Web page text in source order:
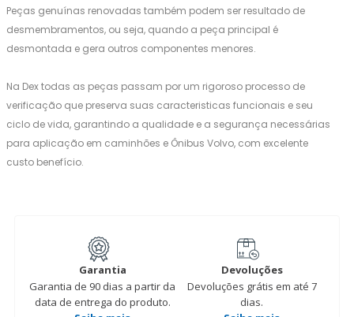
Peças genuínas renovadas também podem ser resultado de
desmembramentos, ou seja, quando a peça principal é
desmontada e gera outros componentes menores.
Na Dex todas as peças passam por um rigoroso processo de
verificação que preserva suas caracteristicas funcionais e seu
ciclo de vida, garantindo a qualidade e a segurança necessárias
para aplicação em caminhões e Ônibus Volvo, com excelente
custo benefício.
Garantia
Garantia de 90 dias a partir da
data de entrega do produto.
Devoluções
Devoluções grátis em até 7
dias.